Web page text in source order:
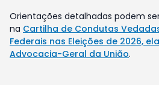
Orientações detalhadas podem
na Cartilha de Condutas
Federais nas Eleições de 2026,
Advocacia-Geral da União.